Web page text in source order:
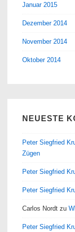
Januar 2015
Dezember 2014
November 2014
Oktober 2014
NEUESTE
Peter Siegfried
Zügen
Peter Siegfried
Peter Siegfried
Carlos Nordt zu
Peter Siegfried